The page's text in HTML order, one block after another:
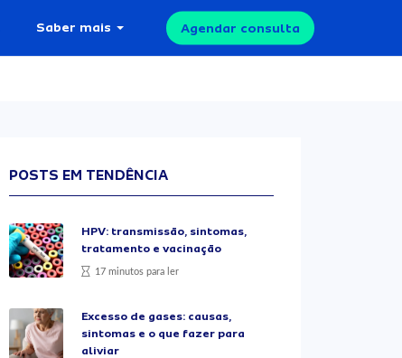
Saber mais Agendar consulta
POSTS EM TENDÊNCIA
HPV: transmissão, sintomas,
tratamento e vacinação
17 minutos para ler
Excesso de gases: causas,
sintomas e o que fazer para
aliviar